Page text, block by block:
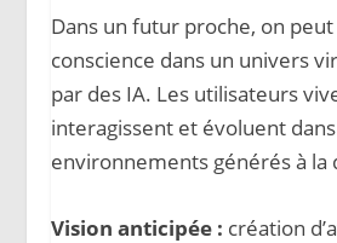
Dans un futur proche, on
conscience dans un univers
par des IA. Les utilisateurs
interagissent et évoluent
environnements générés à la
Vision anticipée : création